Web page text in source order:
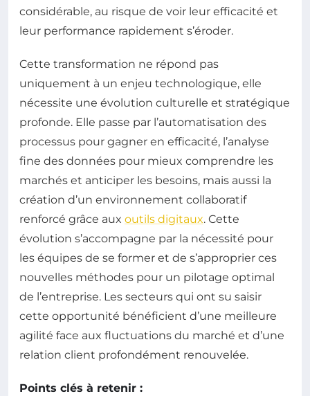
considérable, au risque de voir leur efficacité et
leur performance rapidement s’éroder.
Cette transformation ne répond pas
uniquement à un enjeu technologique, elle
nécessite une évolution culturelle et stratégique
profonde. Elle passe par l’automatisation des
processus pour gagner en efficacité, l’analyse
fine des données pour mieux comprendre les
marchés et anticiper les besoins, mais aussi la
création d’un environnement collaboratif
renforcé grâce aux outils digitaux. Cette
évolution s’accompagne par la nécessité pour
les équipes de se former et de s’approprier ces
nouvelles méthodes pour un pilotage optimal
de l’entreprise. Les secteurs qui ont su saisir
cette opportunité bénéficient d’une meilleure
agilité face aux fluctuations du marché et d’une
relation client profondément renouvelée.
Points clés à retenir :